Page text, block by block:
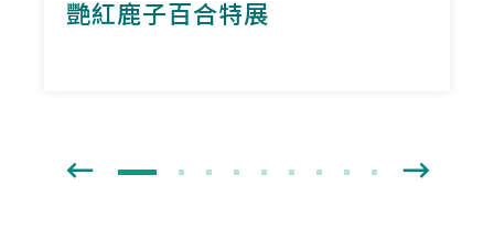
艷紅鹿子百合特展